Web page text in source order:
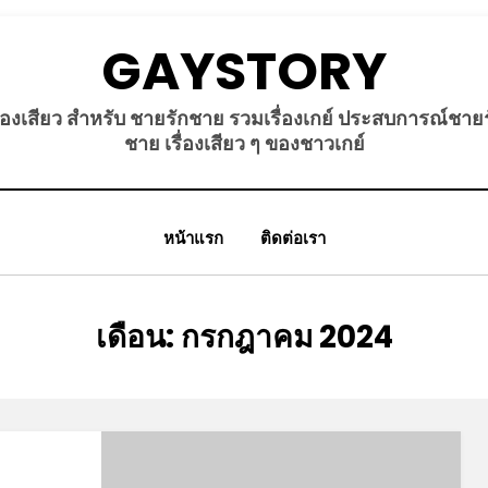
GAYSTORY
งเสียว สำหรับ ชายรักชาย รวมเรื่องเกย์ ประสบการณ์ชา
ชาย เรื่องเสียว ๆ ของชาวเกย์
หน้าแรก ติดต่อเรา
เดือน: กรกฎาคม 2024